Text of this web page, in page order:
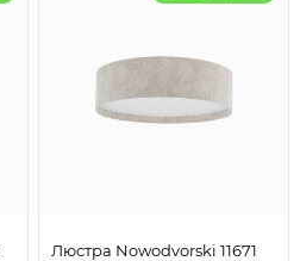
Люстра Nowodvorski 11671